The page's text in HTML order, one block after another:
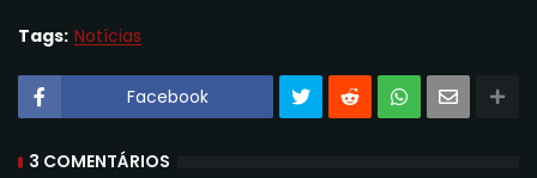
Tags: Notícias
Facebook
3 COMENTÁRIOS